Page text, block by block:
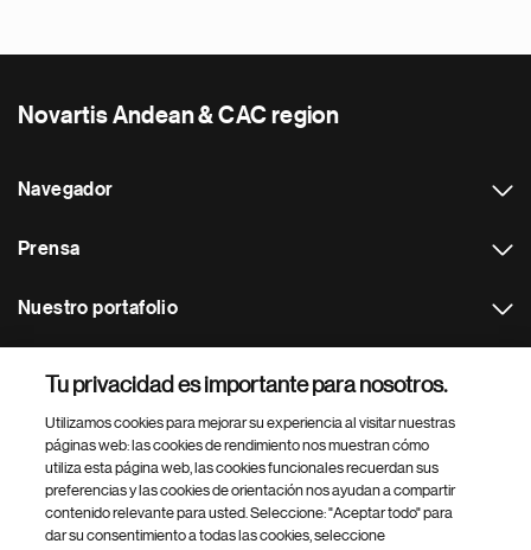
Novartis Andean & CAC region
Navegador
Prensa
Nuestro portafolio
Footer Site Search
Tu privacidad es importante para nosotros.
Utilizamos cookies para mejorar su experiencia al visitar nuestras
páginas web: las cookies de rendimiento nos muestran cómo
utiliza esta página web, las cookies funcionales recuerdan sus
preferencias y las cookies de orientación nos ayudan a compartir
contenido relevante para usted. Seleccione: "Aceptar todo" para
dar su consentimiento a todas las cookies, seleccione